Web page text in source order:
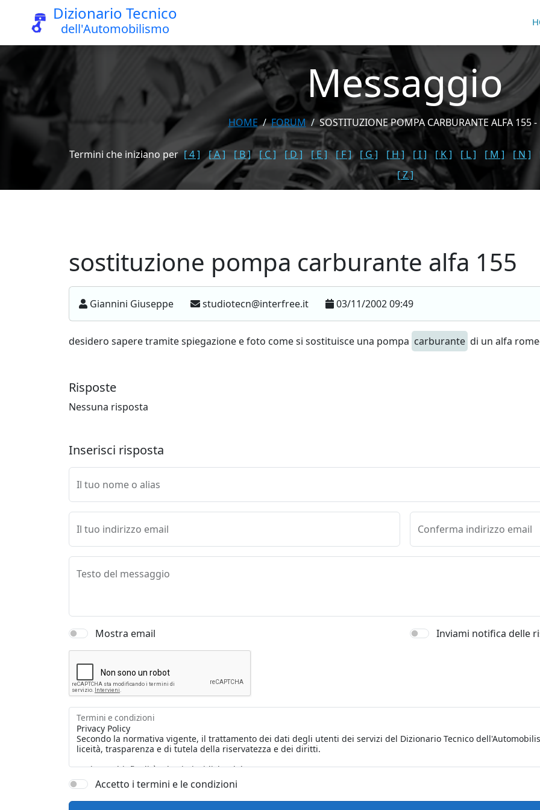
Dizionario Tecnico
dell'Automobilismo
Messaggio
HOME FORUM SOSTITUZIONE POMPA CARBURANTE ALFA 155 -
Termini che iniziano per [ 4 ] [ A ] [ B ] [ C ] [ D ] [ E ] [ F ] [ G ] [ H ] [ I ] [ K ] [ L ] [ M ] [ N ]
[ Z ]
sostituzione pompa carburante alfa 155
Giannini Giuseppe studiotecn@interfree.it 03/11/2002 09:49
desidero sapere tramite spiegazione e foto come si sostituisce una pompa carburante di un alfa
Risposte
Nessuna risposta
Inserisci risposta
Il tuo nome o alias
Il tuo indirizzo email Conferma indirizzo email
Testo del messaggio
Mostra email Inviami notifica delle
Termini e condizioni
Accetto i termini e le condizioni